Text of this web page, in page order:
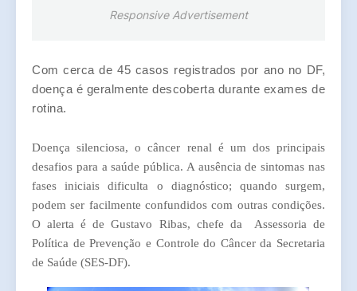
Responsive Advertisement
Com cerca de 45 casos registrados por ano no DF,
doença é geralmente descoberta durante exames de
rotina.
Doença silenciosa, o câncer renal é um dos principais
desafios para a saúde pública. A ausência de sintomas nas
fases iniciais dificulta o diagnóstico; quando surgem,
podem ser facilmente confundidos com outras condições.
O alerta é de Gustavo Ribas, chefe da Assessoria de
Política de Prevenção e Controle do Câncer da Secretaria
de Saúde (SES-DF).